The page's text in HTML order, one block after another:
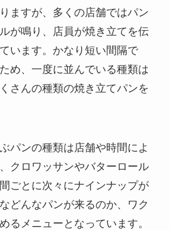
ますが、多くの店舗ではパン
が鳴り、店員が焼き立てを伝
います。かなり短い間隔で
め、一度に並んでいる種類は
さんの種類の焼き立てパンを
パンの種類は店舗や時間によ
クロワッサンやバターロール
ごとに次々にナインナップが
どんなパンが来るのか、ワク
るメニューとなっています。